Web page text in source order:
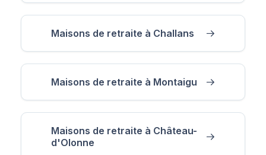
Maisons de retraite à Challans
Maisons de retraite à Montaigu
Maisons de retraite à Château-
d'Olonne